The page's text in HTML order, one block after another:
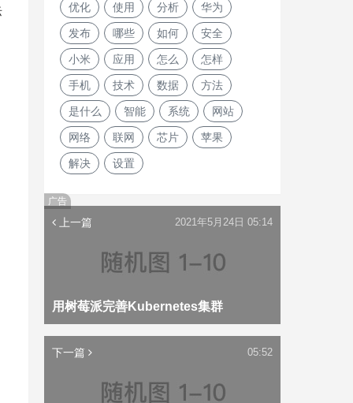
优化 使用 分析 华为
发布 哪些 如何 安全
小米 应用 怎么 怎样
手机 技术 数据 方法
是什么 智能 系统 网站
网络 联网 芯片 苹果
解决 设置
广告
上一篇
用树莓派完善Kubernetes集群
2021年5月24日 05:14
下一篇 05:52